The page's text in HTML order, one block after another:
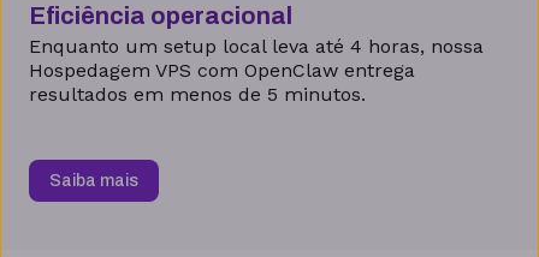
Eficiência operacional
Enquanto um setup local leva até 4 horas, nossa
Hospedagem VPS com OpenClaw entrega
resultados em menos de 5 minutos.
Saiba mais